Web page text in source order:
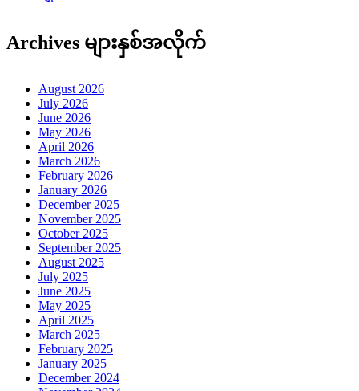
Archives များနှစ်အလိုက်
August 2026
July 2026
June 2026
May 2026
April 2026
March 2026
February 2026
January 2026
December 2025
November 2025
October 2025
September 2025
August 2025
July 2025
June 2025
May 2025
April 2025
March 2025
February 2025
January 2025
December 2024